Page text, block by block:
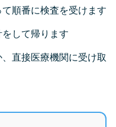
順番に検査を受けます
して帰ります
直接医療機関に受け取